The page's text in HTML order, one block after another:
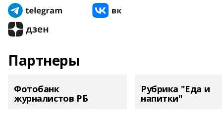
Партнеры
Фотобанк
журналистов РБ
Рубрика "Еда и
напитки"